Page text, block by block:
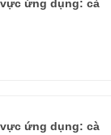
ứng dụng: cà
ứng dụng: cà